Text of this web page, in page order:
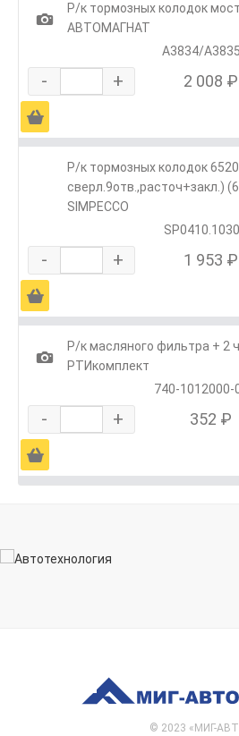
1
Р/к тормозных колодок
АВТОМАГНАТ
А3834/А3835
- + 2 008 ₽
Ä
Р/к тормозных колодок
сверл.9отв.,расточ+закл.)
SIMPECCO
SP0410.1030
- + 1 953 ₽
Ä
1
Р/к масляного фильтра + 2
РТИкомплект
740-1012000-
- + 352 ₽
Ä
© 2023 «МИГ-